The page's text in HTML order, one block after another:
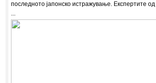
последното јапонско истражување. Експертите од
...